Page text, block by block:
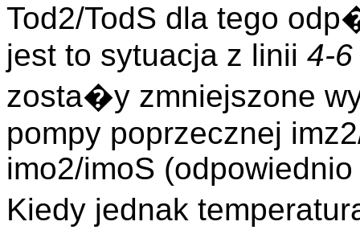
Tod2/TodS dla tego
jest to sytuacja z linii 4-6
zosta�y zmniejszone
pompy poprzecznej
imo2/imoS
Kiedy jednak